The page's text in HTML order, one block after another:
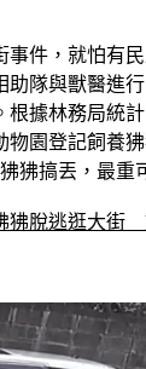
事件，就怕有
助隊與獸醫進
根據林務局統
物園登記飼養
狒搞丟，最重
狒脫逃逛大街